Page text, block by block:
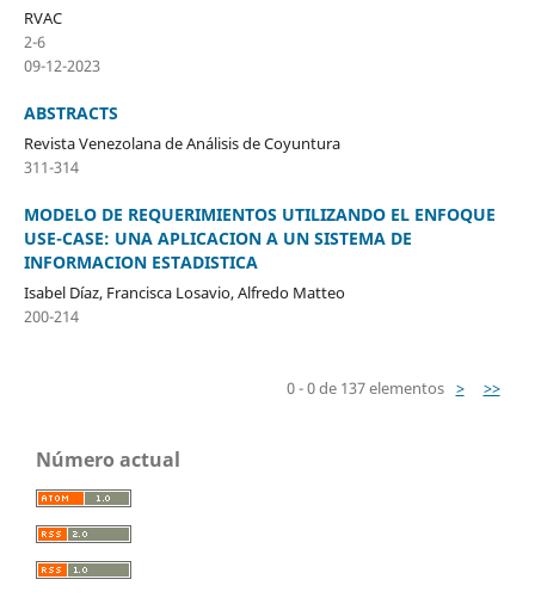
RVAC
2-6
09-12-2023
ABSTRACTS
Revista Venezolana de Análisis de Coyuntura
311-314
MODELO DE REQUERIMIENTOS UTILIZANDO EL ENFOQUE
USE-CASE: UNA APLICACION A UN SISTEMA DE
INFORMACION ESTADISTICA
Isabel Díaz, Francisca Losavio, Alfredo Matteo
200-214
0 - 0 de 137 elementos > >>
Número actual